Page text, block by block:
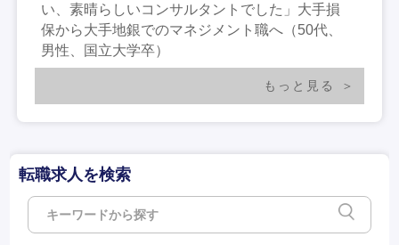
い、素晴らしいコンサルタントでした」大手損
保から大手地銀でのマネジメント職へ（50代、
男性、国立大学卒）
もっと見る
転職求人を検索